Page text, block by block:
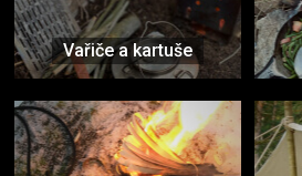
Vařiče a kartuše